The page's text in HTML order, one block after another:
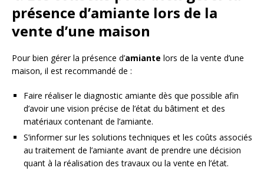
présence d’amiante lors de la
vente d’une maison
Pour bien gérer la présence d’amiante lors de la vente d’une
maison, il est recommandé de :
Faire réaliser le diagnostic amiante dès que possible afin
d’avoir une vision précise de l’état du bâtiment et des
matériaux contenant de l’amiante.
S’informer sur les solutions techniques et les coûts associés
au traitement de l’amiante avant de prendre une décision
quant à la réalisation des travaux ou la vente en l’état.